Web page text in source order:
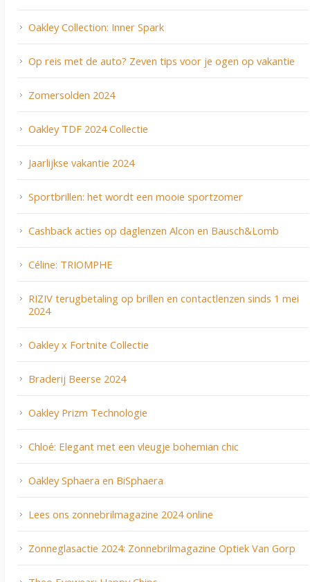
Oakley Collection: Inner Spark
Op reis met de auto? Zeven tips voor je ogen op vakantie
Zomersolden 2024
Oakley TDF 2024 Collectie
Jaarlijkse vakantie 2024
Sportbrillen: het wordt een mooie sportzomer
Cashback acties op daglenzen Alcon en Bausch&Lomb
Céline: TRIOMPHE
RIZIV terugbetaling op brillen en contactlenzen sinds 1 mei
2024
Oakley x Fortnite Collectie
Braderij Beerse 2024
Oakley Prizm Technologie
Chloé: Elegant met een vleugje bohemian chic
Oakley Sphaera en BiSphaera
Lees ons zonnebrilmagazine 2024 online
Zonneglasactie 2024: Zonnebrilmagazine Optiek Van Gorp